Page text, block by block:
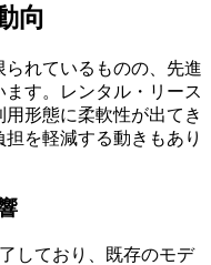
向
れているものの、先進
す。レンタル・リース
形態に柔軟性が出てき
を軽減する動きもあり
しており、既存のモデ